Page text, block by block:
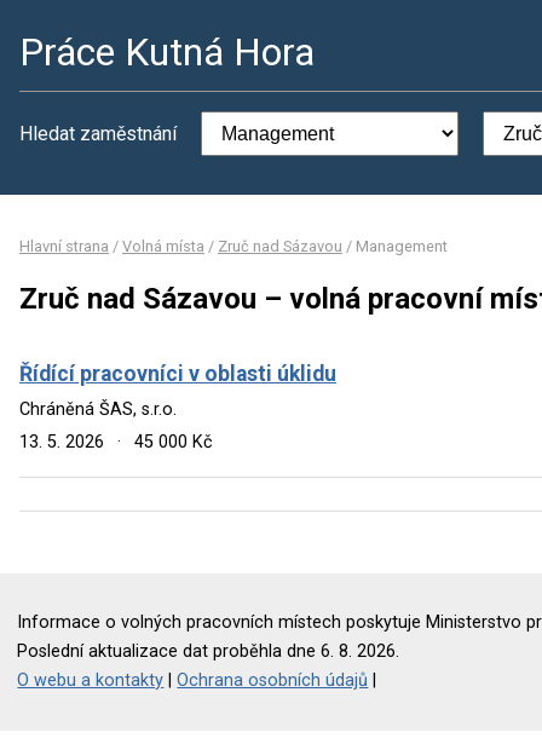
Práce Kutná Hora
Hledat zaměstnání
Hlavní strana / Volná místa / Zruč nad Sázavou / Management
Zruč nad Sázavou – volná pracovní
Řídící pracovníci v oblasti úklidu
Chráněná ŠAS, s.r.o.
13. 5. 2026
· 45 000 Kč
Informace o volných pracovních místech poskytuje Ministerstvo
Poslední aktualizace dat proběhla dne 6. 8. 2026.
O webu a kontakty |Ochrana osobních údajů